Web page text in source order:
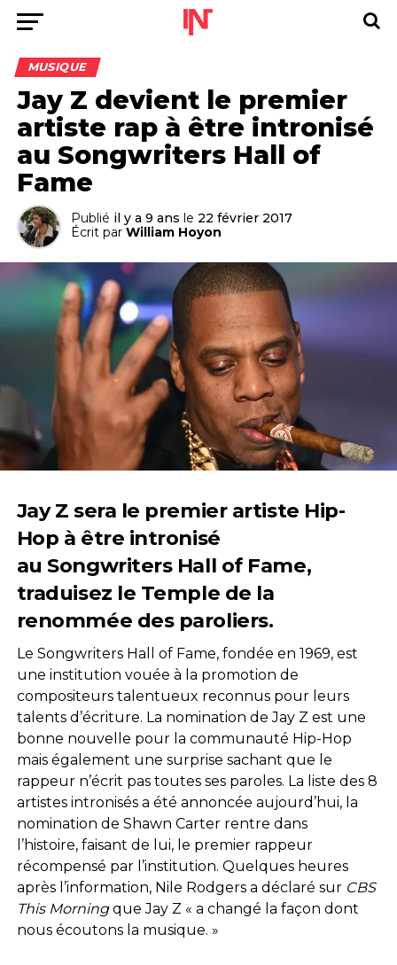
MUSIQUE
Jay Z devient le premier
artiste rap à être intronisé
au Songwriters Hall of
Fame
Publié il y a 9 ans le 22 février 2017
Écrit par William Hoyon
Jay Z sera le premier artiste Hip-
Hop à être intronisé
au Songwriters Hall of Fame,
traduisez le Temple de la
renommée des paroliers.
Le Songwriters Hall of Fame, fondée en 1969, est
une institution vouée à la promotion de
compositeurs talentueux reconnus pour leurs
talents d’écriture. La nomination de Jay Z est une
bonne nouvelle pour la communauté Hip-Hop
mais également une surprise sachant que le
rappeur n’écrit pas toutes ses paroles. La liste des 8
artistes intronisés a été annoncée aujourd’hui, la
nomination de Shawn Carter rentre dans
l’histoire, faisant de lui, le premier rappeur
récompensé par l’institution. Quelques heures
après l’information, Nile Rodgers a déclaré sur CBS
This Morningque Jay Z « a changé la façon dont
nous écoutons la musique. »